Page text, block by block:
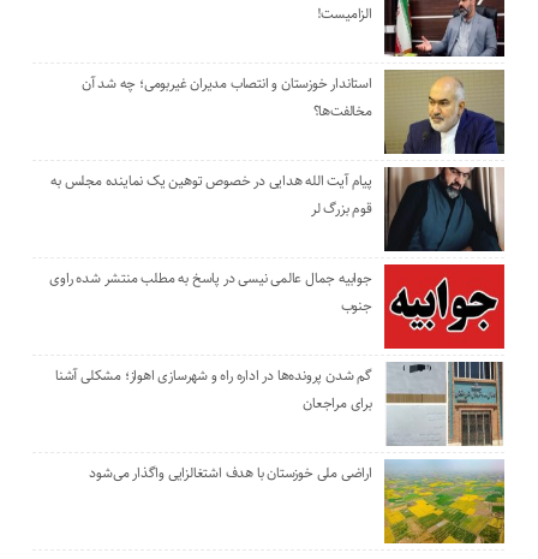
الزامیست!
استاندار خوزستان و انتصاب مدیران غیربومی؛ چه شد آن
مخالفت‌ها؟
پیام آیت الله هدایی در خصوص توهین یک نماینده مجلس به
قوم بزرگ لر
جوابیه جمال عالمی نیسی در پاسخ به مطلب منتشر شده راوی
جنوب
گم شدن پرونده‌ها در اداره راه و شهرسازی اهواز؛ مشکلی آشنا
برای مراجعان
اراضی ملی خوزستان با هدف اشتغالزایی واگذار می‌شود